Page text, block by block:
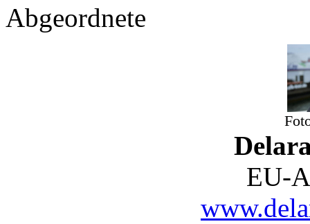
Abgeordnete
EU-